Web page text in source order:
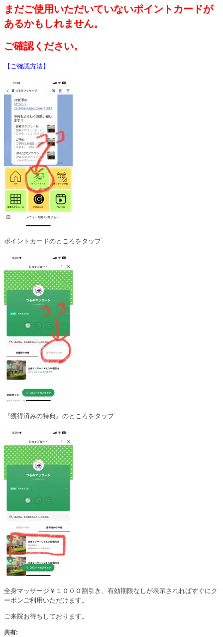
まだご使用いただいていないポイントカードが
あるかもしれません。
ご確認ください。
【ご確認方法】
ポイントカードのところをタップ
『獲得済みの特典』のところをタップ
全身マッサージ￥１０００割引き、有効期限なしが表示されればすぐにク
ーポンご利用いただけます。
ご来院お待ちしております。
共有: